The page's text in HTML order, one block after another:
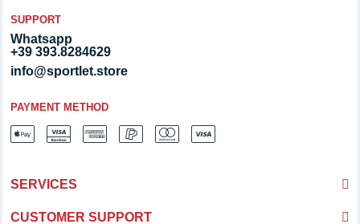
SUPPORT
Whatsapp
+39 393.8284629
info@sportlet.store
PAYMENT METHOD
SERVICES
CUSTOMER SUPPORT